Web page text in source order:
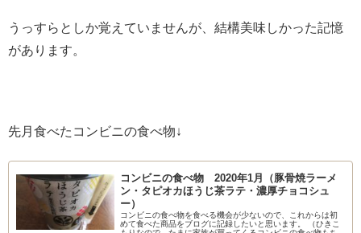
うっすらとしか覚えていませんが、結構美味しかった記憶
があります。
先月食べたコンビニの食べ物↓
コンビニの食べ物 2020年1月（豚骨焼ラーメ
ン・タピオカほうじ茶ラテ・濃厚チョコシュ
ー）
コンビニの食べ物を食べる機会が少ないので、これからは初
めて食べた商品をブログに記録したいと思います。 （ひきこ